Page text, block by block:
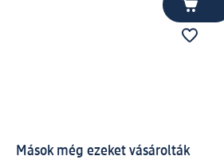
Mások még ezeket vásárolták